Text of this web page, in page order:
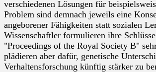
verschiedenen Lösungen für
Problem sind demnach jeweils eine
angeborener Fähigkeiten statt sozialen
Wissenschaftler formulieren ihre
"Proceedings of the Royal Society B"
plädieren aber dafür, genetische
Verhaltensforschung künftig stärker zu